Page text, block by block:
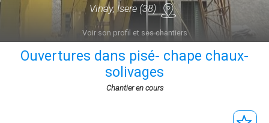
Vinay, Isere (38)
Voir son profil et ses chantiers
Ouvertures dans pisé- chape chaux-
solivages
Chantier en cours